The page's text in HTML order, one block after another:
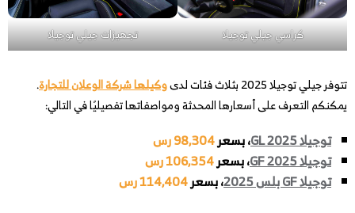
كراسي جيلي توجيلا تجهيزات جيلي توجيلا
تتوفر جيلي توجيلا 2025 بثلاث فئات لدى وكيلها شركة الوعلان للتجارة.
يمكنكم التعرف على أسعارها المحدثة ومواصفاتها تفصيليًا في التالي:
توجيلا GL 2025 ، بسعر98,304 رس
توجيلا GF 2025
، بسعر106,354 رس
توجيلا GF بلس 2025
، بسعر114,404 رس